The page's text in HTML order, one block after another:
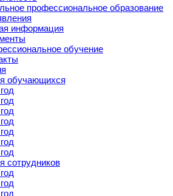
профессиональное образование
информация
обучение
обучающихся
сотрудников